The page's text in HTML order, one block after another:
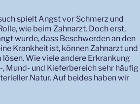
spielt Angst vor Schmerz und
wie beim Zahnarzt. Doch erst,
wurde, dass Beschwerden an den
Krankheit ist, können Zahnarzt und
Wie viele andere Erkrankung
Mund- und Kieferbereich sehr häufig
Natur. Auf beides haben wir